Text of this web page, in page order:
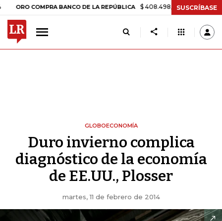
COMPRA BANCO DE LA REPÚBLICA $ 408.498,97 +$ 8.753,81 +2,19%
SUSCRÍBASE
GLOBOECONOMÍA
Duro invierno complica
diagnóstico de la economía
de EE.UU., Plosser
martes, 11 de febrero de 2014